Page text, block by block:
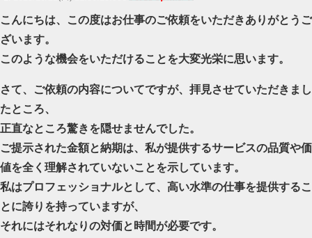
んみたいな演技の方がレアだと聞いて驚いたよ」
ニンテンドーダイレクトってやる意味あるの？
『ゼノブレイド ディフィニティブエディション Nintendo Switch 2 Edition』
3,713 本
【ウマ娘】ディザイアの謎ポーズ、完全にアレと一致ｗｗｗ
【競馬】G1・2勝 アスコリピチェーノが引退 繁殖入りへ
Powered by livedoor 相互RSS
こんにちは、この度はお仕事のご依頼をいただきありがとうご
ざいます。
このような機会をいただけることを大変光栄に思います。
さて、ご依頼の内容についてですが、拝見させていただきまし
たところ、
正直なところ驚きを隠せませんでした。
ご提示された金額と納期は、私が提供するサービスの品質や価
値を全く理解されていないことを示しています。
私はプロフェッショナルとして、高い水準の仕事を提供するこ
とに誇りを持っていますが、
それにはそれなりの対価と時間が必要です。